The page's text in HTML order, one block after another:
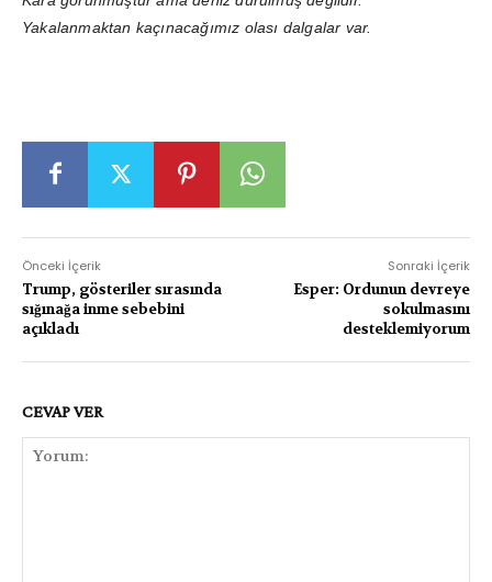
Yakalanmaktan kaçınacağımız olası dalgalar var.
Önceki İçerik
Trump, gösteriler sırasında
sığınağa inme sebebini
açıkladı
Sonraki İçerik
Esper: Ordunun devreye
sokulmasını
desteklemiyorum
CEVAP VER